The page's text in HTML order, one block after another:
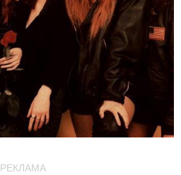
РЕКЛАМА